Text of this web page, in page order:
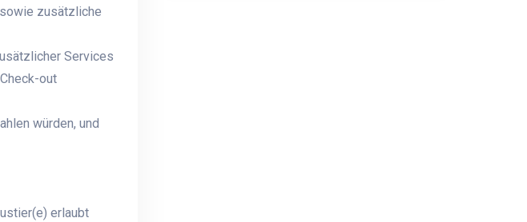
zusätzliche
Services
out
würden, und
erlaubt